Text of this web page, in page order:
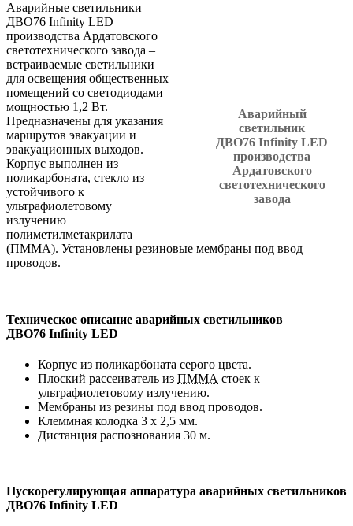
Аварийный
светильник
ДВО76 Infinity LED
производства
Ардатовского
светотехнического
завода
Аварийные светильники
ДВО76 Infinity LED
производства Ардатовского
светотехнического завода –
встраиваемые светильники
для освещения общественных
помещений со светодиодами
мощностью 1,2 Вт.
Предназначены для указания
маршрутов эвакуации и
эвакуационных выходов.
Корпус выполнен из
поликарбоната, стекло из
устойчивого к
ультрафиолетовому
излучению
полиметилметакрилата
(ПММА). Установлены резиновые мембраны под ввод
проводов.
Техническое описание аварийных светильников
ДВО76 Infinity LED
Корпус из поликарбоната серого цвета.
Плоский рассеиватель из ПММА стоек к
ультрафиолетовому излучению.
Мембраны из резины под ввод проводов.
Клеммная колодка 3 х 2,5 мм.
Дистанция распознования 30 м.
Пускорегулирующая аппаратура аварийных светильников
ДВО76 Infinity LED